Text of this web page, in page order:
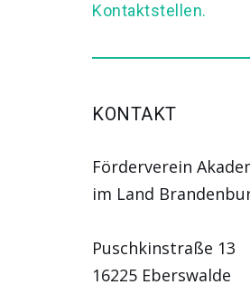
Kontaktstellen.
KONTAKT
Förderverein
im Land
Puschkinstraße 13
16225 Eberswalde